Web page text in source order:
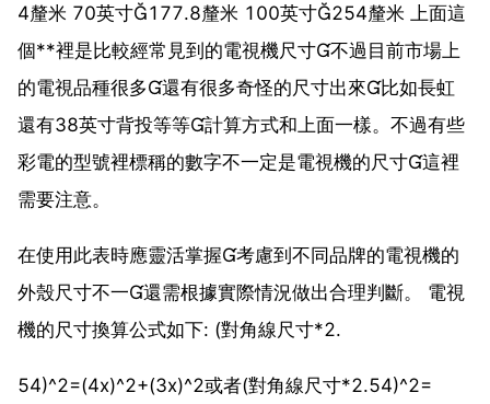
4釐米 70英寸177.8釐米 100英寸254釐米 上面這
個**裡是比較經常見到的電視機尺寸不過目前市場上
的電視品種很多還有很多奇怪的尺寸出來比如長虹
還有38英寸背投等等計算方式和上面一樣。不過有些
彩電的型號裡標稱的數字不一定是電視機的尺寸這裡
需要注意。
在使用此表時應靈活掌握考慮到不同品牌的電視機的
外殼尺寸不一還需根據實際情況做出合理判斷。 電視
機的尺寸換算公式如下: (對角線尺寸*2.
54)^2=(4x)^2+(3x)^2或者(對角線尺寸*2.54)^2=